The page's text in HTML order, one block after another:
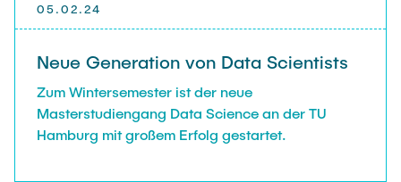
05.02.24
Neue Generation von Data Scientists
Zum Wintersemester ist der neue
Masterstudiengang Data Science an der TU
Hamburg mit großem Erfolg gestartet.